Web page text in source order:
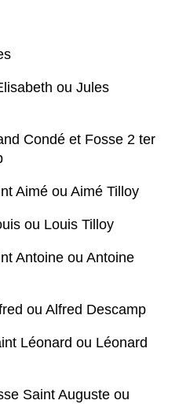
ou Jules
Condé et Fosse 2 ter
Aimé ou Aimé Tilloy
ou Louis Tilloy
Antoine ou Antoine
ou Alfred Descamp
Léonard ou Léonard
Saint Auguste ou